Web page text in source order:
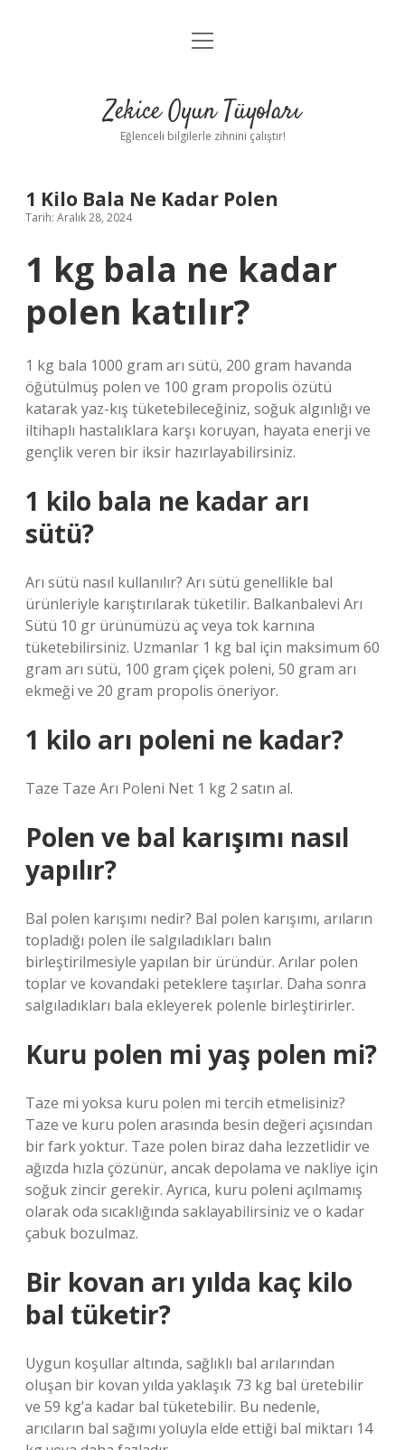
Anasayfa
Yasal Uyarı
menüyü
Zekice Oyun Tüyoları
Eğlenceli bilgilerle zihnini çalıştır!
1 Kilo Bala Ne Kadar Polen
Tarih: Aralık 28, 2024
1 kg bala ne kadar
polen katılır?
1 kg bala 1000 gram arı sütü, 200 gram havanda
öğütülmüş polen ve 100 gram propolis özütü
katarak yaz-kış tüketebileceğiniz, soğuk algınlığı ve
iltihaplı hastalıklara karşı koruyan, hayata enerji ve
gençlik veren bir iksir hazırlayabilirsiniz.
1 kilo bala ne kadar arı
sütü?
Arı sütü nasıl kullanılır? Arı sütü genellikle bal
ürünleriyle karıştırılarak tüketilir. Balkanbalevi Arı
Sütü 10 gr ürünümüzü aç veya tok karnına
tüketebilirsiniz. Uzmanlar 1 kg bal için maksimum 60
gram arı sütü, 100 gram çiçek poleni, 50 gram arı
ekmeği ve 20 gram propolis öneriyor.
1 kilo arı poleni ne kadar?
Taze Taze Arı Poleni Net 1 kg 2 satın al.
Polen ve bal karışımı nasıl
yapılır?
Bal polen karışımı nedir? Bal polen karışımı, arıların
topladığı polen ile salgıladıkları balın
birleştirilmesiyle yapılan bir üründür. Arılar polen
toplar ve kovandaki peteklere taşırlar. Daha sonra
salgıladıkları bala ekleyerek polenle birleştirirler.
Kuru polen mi yaş polen mi?
Taze mi yoksa kuru polen mi tercih etmelisiniz?
Taze ve kuru polen arasında besin değeri açısından
bir fark yoktur. Taze polen biraz daha lezzetlidir ve
ağızda hızla çözünür, ancak depolama ve nakliye için
soğuk zincir gerekir. Ayrıca, kuru poleni açılmamış
olarak oda sıcaklığında saklayabilirsiniz ve o kadar
çabuk bozulmaz.
Bir kovan arı yılda kaç kilo
bal tüketir?
Uygun koşullar altında, sağlıklı bal arılarından
oluşan bir kovan yılda yaklaşık 73 kg bal üretebilir
ve 59 kg’a kadar bal tüketebilir. Bu nedenle,
arıcıların bal sağımı yoluyla elde ettiği bal miktarı 14